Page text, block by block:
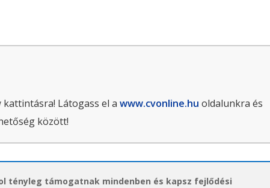
kattintásra! Látogass el awww.cvonline.hu oldalunkra és
között!
tényleg támogatnak mindenben és kapsz fejlődési